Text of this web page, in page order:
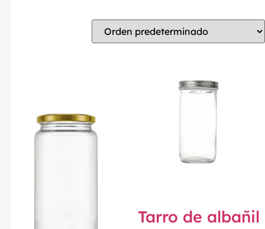
Tarro de albañil